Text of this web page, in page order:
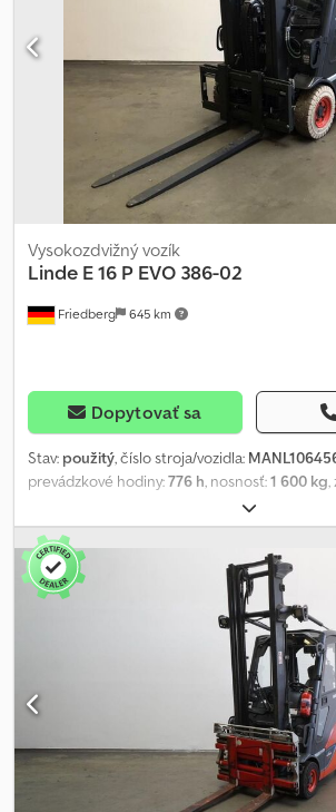
batérie - Menic napätia - Vozidlo: dvojitá
ovládací okruh - Stožiar: dvojitá prídavná
okruh - Bez-tlakový okruh - Integrovaný bočný
kabína - Kúrenie - Osvetľovací systém so
svetlami, brzdové svetlá a smerovky vrátane
Vnútorné zrkadlo - Prístupová kontrola: LFM-
sedadlo vodiča (umelá koža) - Dvojitý pedál -
centrálnou aj krížovou pákou - Sledovanie
bezpečnostného pásu pri 2 km/h - 12V
konektor - LSP 0.5 Credpfxozr R Rho Ak Ajf
Friedberg 645 km
Vysokozdvižný vozík
Linde E 16 P EVO 386-02
Dopytovať sa
Stav: použitý, číslo stroja/vozidla:
prevádzkové hodiny:776 h, nosnosť:1 600 kg,
1 340 mm, ťažisko
stožiara:triplex, kapacita batérie:625 Ach,
šírka nosiča vidlíc:
, dĺžka vidlíc:
pneumatiky:
, veľkosť zadnej pneumatiky:
pohotovostná hmotnosť:
3 437 kg , celková
, celková šírka:1 090
- Aquamatic a elektrolytická cirkulácia na
zástrčka MRC 160A - 180° dvere batérie na
Vozidlo: dvojitá prídavná hydraulika - Stožiar:
hydraulika Crjdpfxjzq H N Do Ak Asf -
Plná kabína - Strecha z pancierového skla -
VertiLights - 1 x LED cúvací reflektor vzadu -
parkovacím, jazdným svetlom, brzdovými